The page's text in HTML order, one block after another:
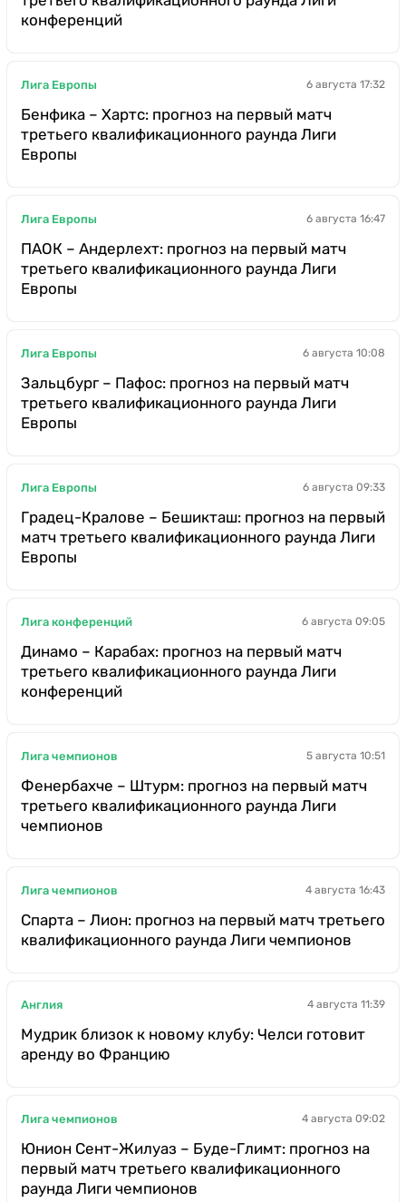
конференций
Лига Европы 6 августа 17:32
Бенфика – Хартс: прогноз на первый матч
третьего квалификационного раунда Лиги
Европы
Лига Европы 6 августа 16:47
ПАОК – Андерлехт: прогноз на первый матч
третьего квалификационного раунда Лиги
Европы
Лига Европы 6 августа 10:08
Зальцбург – Пафос: прогноз на первый матч
третьего квалификационного раунда Лиги
Европы
Лига Европы 6 августа 09:33
Градец-Кралове – Бешикташ: прогноз на первый
матч третьего квалификационного раунда Лиги
Европы
Лига конференций 6 августа 09:05
Динамо – Карабах: прогноз на первый матч
третьего квалификационного раунда Лиги
конференций
Лига чемпионов 5 августа 10:51
Фенербахче – Штурм: прогноз на первый матч
третьего квалификационного раунда Лиги
чемпионов
Лига чемпионов 4 августа 16:43
Спарта – Лион: прогноз на первый матч третьего
квалификационного раунда Лиги чемпионов
Англия 4 августа 11:39
Мудрик близок к новому клубу: Челси готовит
аренду во Францию
Лига чемпионов 4 августа 09:02
Юнион Сент-Жилуаз – Буде-Глимт: прогноз на
первый матч третьего квалификационного
раунда Лиги чемпионов